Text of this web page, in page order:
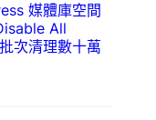
媒體庫空間
All
次清理數十萬